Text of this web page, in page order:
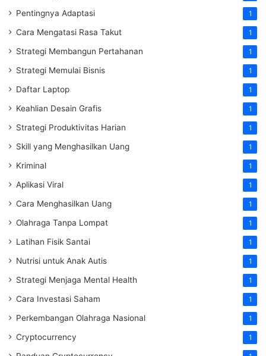
Pentingnya Adaptasi 1
Cara Mengatasi Rasa Takut 1
Strategi Membangun Pertahanan 1
Strategi Memulai Bisnis 1
Daftar Laptop 1
Keahlian Desain Grafis 1
Strategi Produktivitas Harian 1
Skill yang Menghasilkan Uang 1
Kriminal 1
Aplikasi Viral 1
Cara Menghasilkan Uang 1
Olahraga Tanpa Lompat 1
Latihan Fisik Santai 1
Nutrisi untuk Anak Autis 1
Strategi Menjaga Mental Health 1
Cara Investasi Saham 1
Perkembangan Olahraga Nasional 1
Cryptocurrency 1